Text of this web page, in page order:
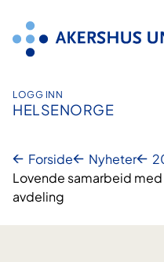
innhold
LOGG INN
HELSENORGE
Forside Nyheter
Lovende samarbeid
avdeling